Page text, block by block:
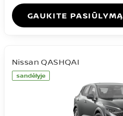
GAUKITE PASIŪLYMĄ
sandėlyje
Nissan QASHQAI